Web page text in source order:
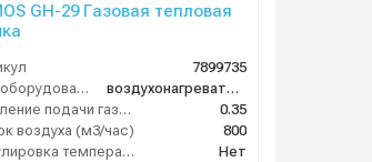
GH-29 Газовая тепловая
7899735
Тип оборудования
воздухонагреватель
Давление подачи газа (бар)
0.35
воздуха (м3/час)
800
Регулировка температуры термостатом
Нет